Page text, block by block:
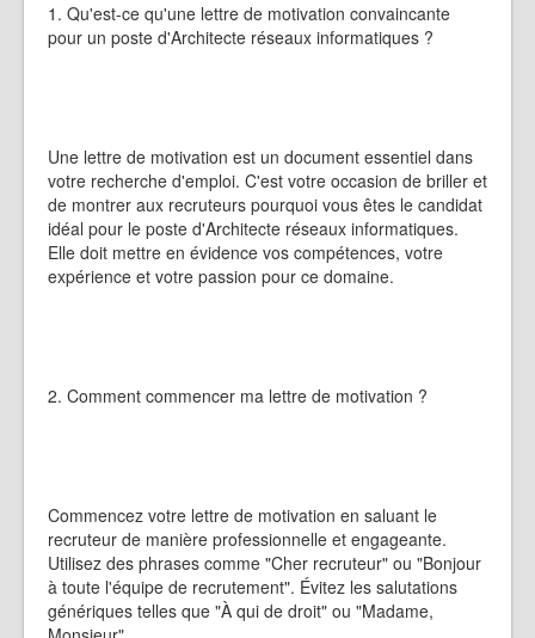
1. Qu'est-ce qu'une lettre de motivation convaincante
pour un poste d'Architecte réseaux informatiques ?
Une lettre de motivation est un document essentiel dans
votre recherche d'emploi. C'est votre occasion de briller et
de montrer aux recruteurs pourquoi vous êtes le candidat
idéal pour le poste d'Architecte réseaux informatiques.
Elle doit mettre en évidence vos compétences, votre
expérience et votre passion pour ce domaine.
2. Comment commencer ma lettre de motivation ?
Commencez votre lettre de motivation en saluant le
recruteur de manière professionnelle et engageante.
Utilisez des phrases comme "Cher recruteur" ou "Bonjour
à toute l'équipe de recrutement". Évitez les salutations
génériques telles que "À qui de droit" ou "Madame,